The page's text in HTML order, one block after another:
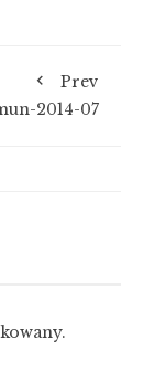
Prev
2014-07